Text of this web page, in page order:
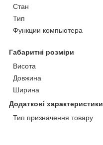
Стан
Тип
Функции компьютера
Габаритні розміри
Висота
Довжина
Ширина
Додаткові характеристики
Тип призначення товару